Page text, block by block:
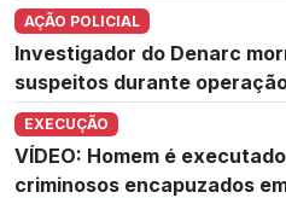
AÇÃO POLICIAL
Investigador do Denarc
suspeitos durante
EXECUÇÃO
VÍDEO: Homem é
criminosos encapuzados